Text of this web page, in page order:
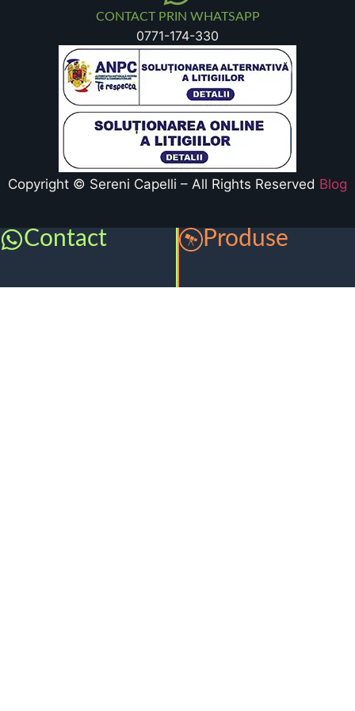
CONTACT PRIN WHATSAPP
0771-174-330
Copyright © Sereni Capelli – All Rights Reserved Blog
Contact Produse